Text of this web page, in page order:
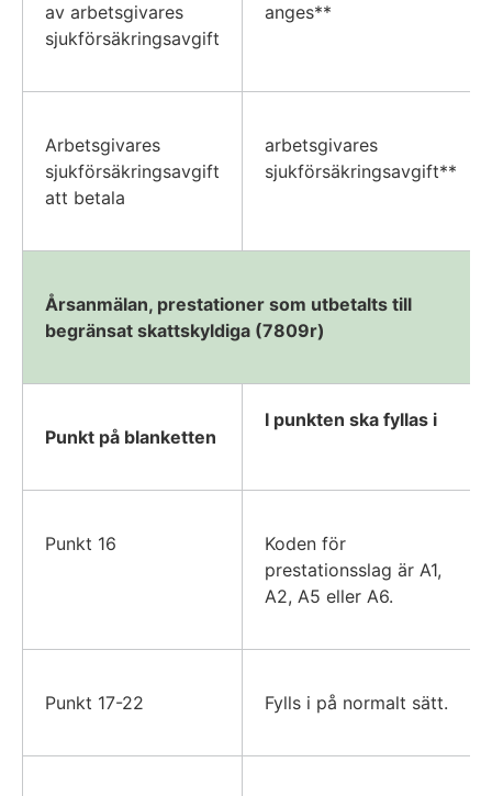
av arbetsgivares
sjukförsäkringsavgift
anges**
Arbetsgivares
sjukförsäkringsavgift
att betala
arbetsgivares
sjukförsäkringsavgift**
Årsanmälan, prestationer som utbetalts till
begränsat skattskyldiga (7809r)
Punkt på blanketten
I punkten ska fyllas i
Punkt 16
Koden för
prestationsslag är A1,
A2, A5 eller A6.
Punkt 17-22 Fylls i på normalt sätt.